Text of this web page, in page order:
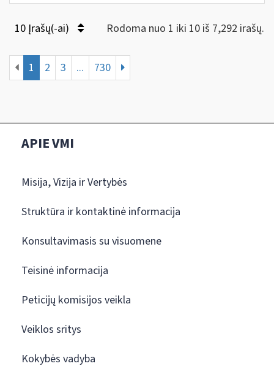
10 Įrašų(-ai) Rodoma nuo 1 iki 10 iš 7,292 irašų.
1 2 3 ... 730
APIE VMI
Misija, Vizija ir Vertybės
Struktūra ir kontaktinė informacija
Konsultavimasis su visuomene
Teisinė informacija
Peticijų komisijos veikla
Veiklos sritys
Kokybės vadyba